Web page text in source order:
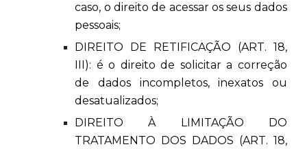
caso, o direito de acessar os seus dados
pessoais;
DIREITO DE RETIFICAÇÃO (ART. 18,
III): é o direito de solicitar a correção
de dados incompletos, inexatos ou
desatualizados;
DIREITO À LIMITAÇÃO DO
TRATAMENTO DOS DADOS (ART. 18,